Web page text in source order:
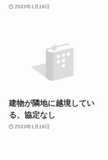
2023年1月19日
建物が隣地に越境してい
る、協定なし
2023年1月19日